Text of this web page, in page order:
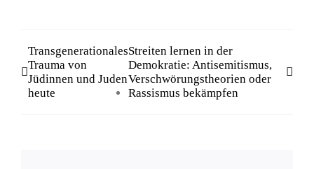
Transgenerationales
Trauma von
Jüdinnen und Juden
heute
Streiten lernen in der
Demokratie: Antisemitismus,
Verschwörungstheorien oder
Rassismus bekämpfen